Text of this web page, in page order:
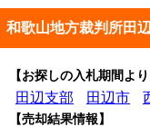
和歌山地方裁判所田
【お探しの入札期間よ
田辺支部 田辺市
【売却結果情報】